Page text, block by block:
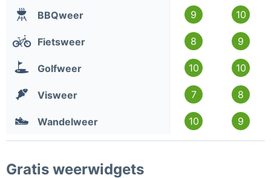
BBQweer
9 10
Fietsweer 8 9
Golfweer 10 10
Visweer 7 8
Wandelweer 10 9
Gratis weerwidgets